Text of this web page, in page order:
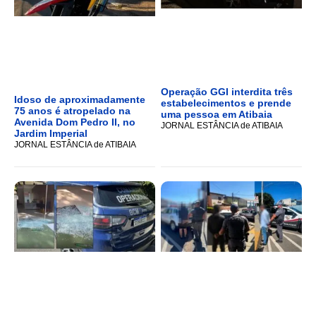
Idoso de aproximadamente
75 anos é atropelado na
Avenida Dom Pedro II, no
Jardim Imperial
JORNAL ESTÂNCIA de ATIBAIA
Operação GGI interdita três
estabelecimentos e prende
uma pessoa em Atibaia
JORNAL ESTÂNCIA de ATIBAIA